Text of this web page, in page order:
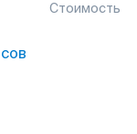
Стоимость